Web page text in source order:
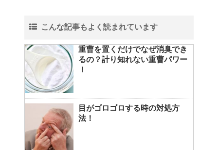
こんな記事もよく読まれています
重曹を置くだけでなぜ消臭でき
るの？計り知れない重曹パワー
！
目がゴロゴロする時の対処方
法！